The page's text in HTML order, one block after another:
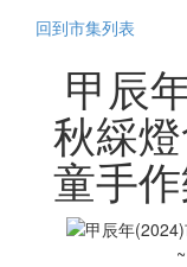
回到市集列表
甲辰
秋綵
童手